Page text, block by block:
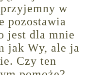
w
pozostawia
jest dla mnie
jak Wy, ale ja
Czy ten